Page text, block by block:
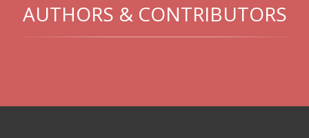
AUTHORS & CONTRIBUTORS